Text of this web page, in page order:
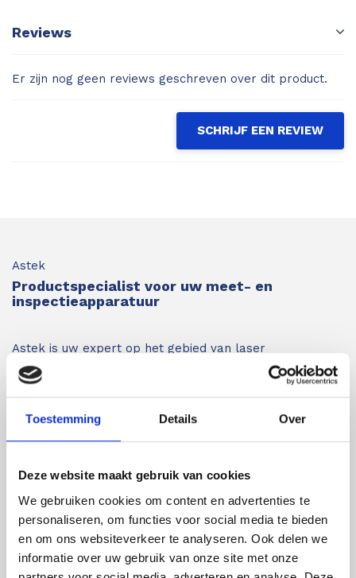
Toestemming Details Over
Deze website maakt gebruik van cookies
We gebruiken cookies om content en advertenties te
personaliseren, om functies voor social media te bieden
en om ons websiteverkeer te analyseren. Ook delen we
informatie over uw gebruik van onze site met onze
Reviews
Er zijn nog geen reviews geschreven over dit product.
SCHRIJF EEN REVIEW
Astek
Productspecialist voor uw meet- en
inspectieapparatuur
Astek is uw expert op het gebied van laser
afstandsmeters en overige inspectie- en
meetapparatuur waarbij kwaliteit en nauwkeurigheid
van de producten voorop staan.
Astek is geautoriseerd
distributeur van Leica Geosystems en importeur van
Protimeter en Merlin Lazer. Daarnaast leveren wij
van de beste kwaliteit bent u bij ons aan het juiste
adres. Bent u minder bekend met de verschillende
inspectie- en meetapparatuur zoals afstandsmeters,